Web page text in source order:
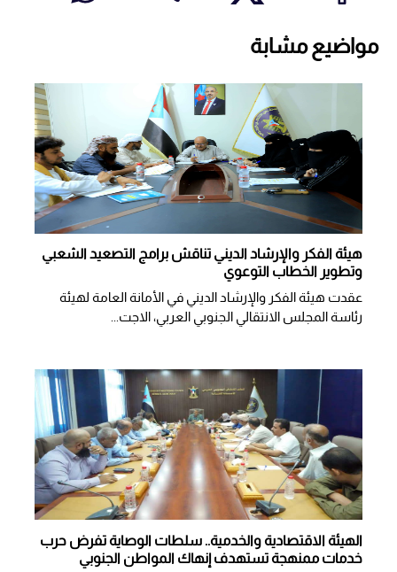
مواضيع مشابة
هيئة الفكر والإرشاد الديني تناقش برامج التصعيد الشعبي
وتطوير الخطاب التوعوي
عقدت هيئة الفكر والإرشاد الديني في الأمانة العامة لهيئة
رئاسة المجلس الانتقالي الجنوبي العربي، الاجت...
الهيئة الاقتصادية والخدمية.. سلطات الوصاية تفرض حرب
خدمات ممنهجة تستهدف إنهاك المواطن الجنوبي